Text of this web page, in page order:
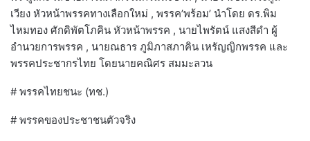
เวียง หัวหน้าพรรคทางเลือกใหม่ , พรรค’พร้อม’ นำโดย ดร.พิม
ไหมทอง ศักดิพัตโภคิน หัวหน้าพรรค , นายไพรัตน์ แสงสีดำ ผู้
อำนวยการพรรค , นายณธาร ภูมิภาสภาคิน เหรัญญิกพรรค และ
พรรคประชากรไทย โดยนายคณิศร สมมะลวน
# พรรคไทยชนะ (ทช.)
# พรรคของประชาชนตัวจริง